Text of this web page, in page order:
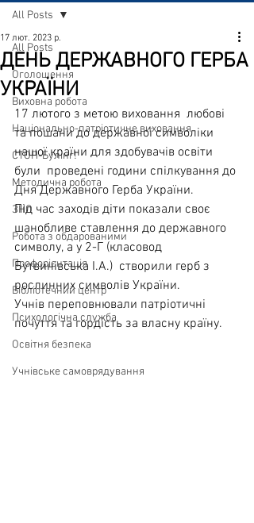
All Posts
Оголошення
Виховна робота
Національно-патріотичне виховання
СТОП-Булінг!
Методична робота
ЗНО
Робота з обдарованими
Профорієнтація
Бібліотечний центр
Психологічна служба
Освітня безпека
Учнівське самоврядування
All Posts
ДЕНЬ ДЕРЖАВНОГО ГЕРБА
УКРАЇНИ
17 лют. 2023 р.
17 лютого з метою виховання  любові
та пошани до державної символіки
нашої країни для здобувачів освіти
були  проведені години спілкування до
Дня Державного Герба України.
Під час заходів діти показали своє
шанобливе ставлення до державного
символу, а у 2-Г (класовод
Бутвинівська І.А.)  створили герб з
рослинних символів України.
Учнів переповнювали патріотичні
почуття та гордість за власну країну.